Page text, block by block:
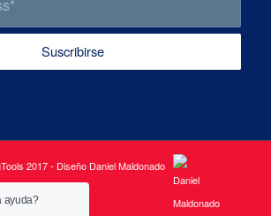
2017 - Diseño Daniel Maldonado
ayuda?